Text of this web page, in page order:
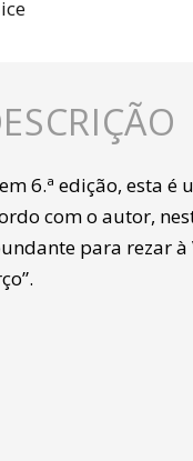
em 6.ª edição, esta
com o autor,
para rezar